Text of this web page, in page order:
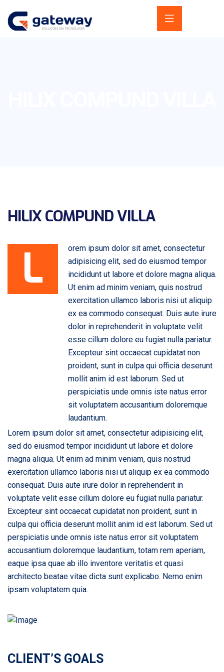
HILIX COMPUND VILLA
L
orem ipsum dolor sit amet, consectetur
adipisicing elit, sed do eiusmod tempor
incididunt ut labore et dolore magna aliqua.
Ut enim ad minim veniam, quis nostrud
exercitation ullamco laboris nisi ut aliquip
ex ea commodo consequat. Duis aute irure
dolor in reprehenderit in voluptate velit
esse cillum dolore eu fugiat nulla pariatur.
Excepteur sint occaecat cupidatat non
proident, sunt in culpa qui officia deserunt
mollit anim id est laborum. Sed ut
perspiciatis unde omnis iste natus error
sit voluptatem accusantium doloremque
laudantium.
Lorem ipsum dolor sit amet, consectetur adipisicing elit,
sed do eiusmod tempor incididunt ut labore et dolore
magna aliqua. Ut enim ad minim veniam, quis nostrud
exercitation ullamco laboris nisi ut aliquip ex ea commodo
consequat. Duis aute irure dolor in reprehenderit in
voluptate velit esse cillum dolore eu fugiat nulla pariatur.
Excepteur sint occaecat cupidatat non proident, sunt in
culpa qui officia deserunt mollit anim id est laborum. Sed ut
perspiciatis unde omnis iste natus error sit voluptatem
accusantium doloremque laudantium, totam rem aperiam,
eaque ipsa quae ab illo inventore veritatis et quasi
architecto beatae vitae dicta sunt explicabo. Nemo enim
ipsam voluptatem quia.
CLIENT’S GOALS